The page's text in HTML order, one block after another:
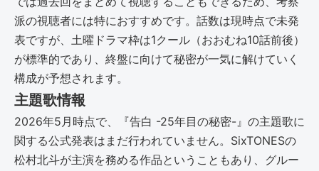
派の視聴者には特におすすめです。話数は現時点で未発
表ですが、土曜ドラマ枠は1クール（おおむね10話前後）
が標準的であり、終盤に向けて秘密が一気に解けていく
構成が予想されます。
主題歌情報
2026年5月時点で、『告白 -25年目の秘密-』の主題歌に
関する公式発表はまだ行われていません。SixTONESの
松村北斗が主演を務める作品ということもあり、グルー